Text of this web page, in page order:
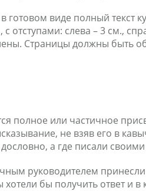
готовом виде полный
с отступами: слева – 3 см.,
Страницы должны быть
полное или частичное
не взяв его в
а где писали
руководителем
бы получить ответ и